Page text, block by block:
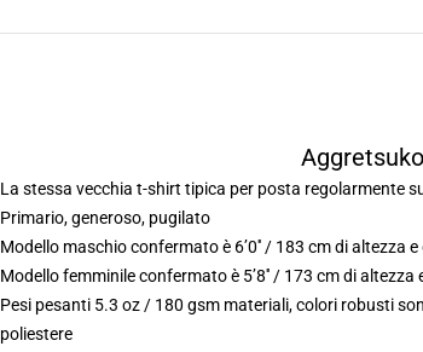
La stessa vecchia t-shirt tipica per posta regolarmente
Primario, generoso, pugilato
Modello maschio confermato è 6’0′′ / 183 cm di altezza
Modello femminile confermato è 5’8′′ / 173 cm di
Pesi pesanti 5.3 oz / 180 gsm materiali, colori robusti
poliestere